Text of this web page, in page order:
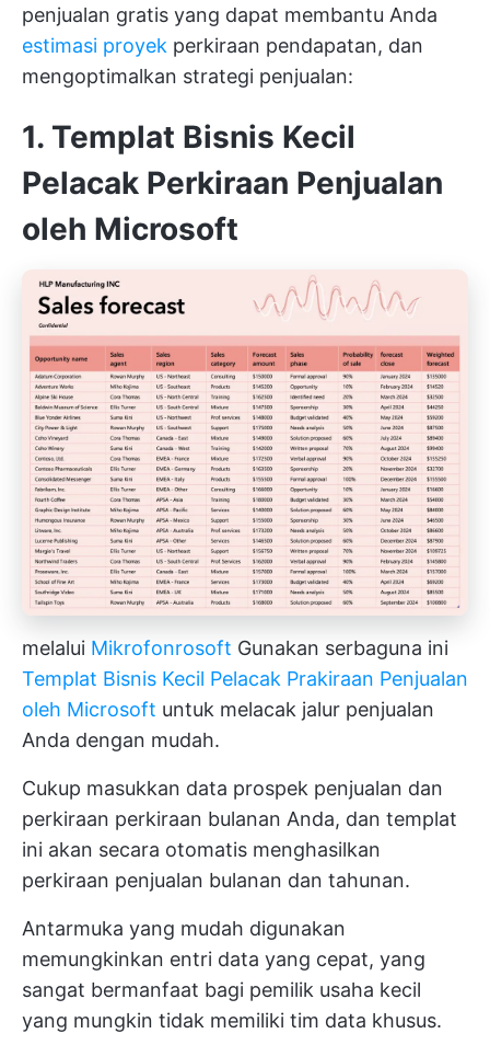
penjualan gratis yang dapat membantu Anda
estimasi proyek perkiraan pendapatan, dan
mengoptimalkan strategi penjualan:
1. Templat Bisnis Kecil
Pelacak Perkiraan Penjualan
oleh Microsoft
melalui Mikrofonrosoft Gunakan serbaguna ini
Templat Bisnis Kecil Pelacak Prakiraan Penjualan
oleh Microsoft untuk melacak jalur penjualan
Anda dengan mudah.
Cukup masukkan data prospek penjualan dan
perkiraan perkiraan bulanan Anda, dan templat
ini akan secara otomatis menghasilkan
perkiraan penjualan bulanan dan tahunan.
Antarmuka yang mudah digunakan
memungkinkan entri data yang cepat, yang
sangat bermanfaat bagi pemilik usaha kecil
yang mungkin tidak memiliki tim data khusus.